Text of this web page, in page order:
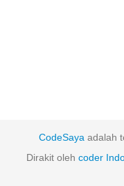
CodeSaya adalah
Dirakit oleh coder